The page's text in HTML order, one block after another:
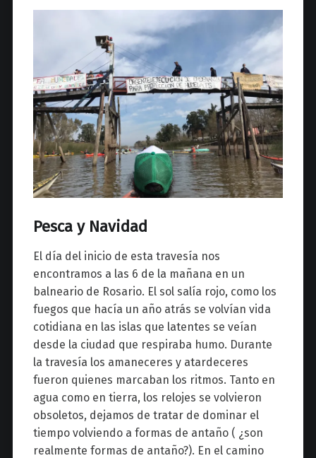
Pesca y Navidad
El día del inicio de esta travesía nos
encontramos a las 6 de la mañana en un
balneario de Rosario. El sol salía rojo, como los
fuegos que hacía un año atrás se volvían vida
cotidiana en las islas que latentes se veían
desde la ciudad que respiraba humo. Durante
la travesía los amaneceres y atardeceres
fueron quienes marcaban los ritmos. Tanto en
agua como en tierra, los relojes se volvieron
obsoletos, dejamos de tratar de dominar el
tiempo volviendo a formas de antaño ( ¿son
realmente formas de antaño?). En el camino